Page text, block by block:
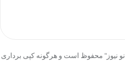
نیوز" محفوظ است و هرگونه کپی برداری